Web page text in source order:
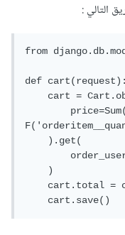
from
def cart(request):
    cart = Cart.objects.annotate(
        price=Sum(F('orderitem__item__price') *
    ).get(
        order_user=request.user
    )
    cart.total = cart.price
    cart.save()